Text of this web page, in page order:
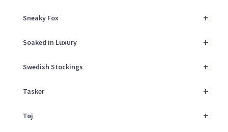
+
Sneaky Fox
+
Soaked in Luxury
+
Swedish Stockings
+
Tasker
+
Tøj